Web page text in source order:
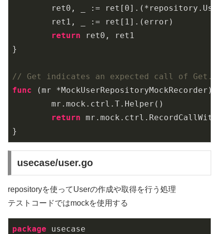
	ret0, _ := ret[
0
	ret1, _ := ret[
1].(error)
return ret0, ret1
}
// Get indicates an expected call of Get.
func
(mr *MockUserRepositoryMockRecorder)
return
usecase/user.go
repositoryを使ってUserの作成や取得を行う処理
テストコードではmockを使用する
package usecase